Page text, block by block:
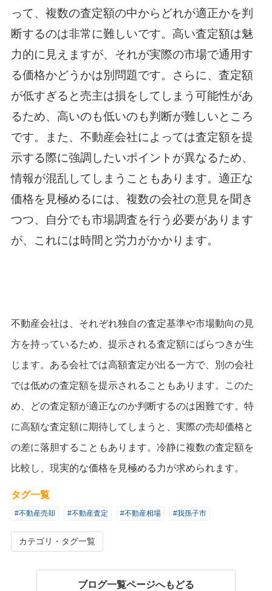
って、複数の査定額の中からどれが適正かを判
断するのは非常に難しいです。高い査定額は魅
力的に見えますが、それが実際の市場で通用す
る価格かどうかは別問題です。さらに、査定額
が低すぎると売主は損をしてしまう可能性があ
るため、高いのも低いのも判断が難しいところ
です。また、不動産会社によっては査定額を提
示する際に強調したいポイントが異なるため、
情報が混乱してしまうこともあります。適正な
価格を見極めるには、複数の会社の意見を聞き
つつ、自分でも市場調査を行う必要があります
が、これには時間と労力がかかります。
不動産会社は、それぞれ独自の査定基準や市場動向の見
方を持っているため、提示される査定額にばらつきが生
じます。ある会社では高額査定が出る一方で、別の会社
では低めの査定額を提示されることもあります。このた
め、どの査定額が適正なのか判断するのは困難です。特
に高額な査定額に期待してしまうと、実際の売却価格と
の差に落胆することもあります。冷静に複数の査定額を
比較し、現実的な価格を見極める力が求められます。
タグ一覧
#不動産売却 #不動産査定 #不動産相場 #我孫子市
カテゴリ・タグ一覧
ブログ一覧ページへもどる